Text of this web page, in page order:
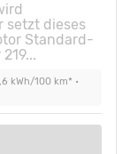
setzt dieses
Standard-
kWh/100 km* •